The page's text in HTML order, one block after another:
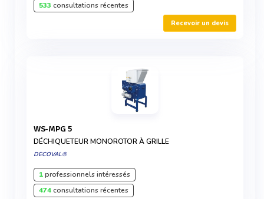
533 consultations récentes
Recevoir un devis
WS-MPG 5
DÉCHIQUETEUR MONOROTOR À GRILLE
DECOVAL®
1professionnels intéressés
474consultations récentes